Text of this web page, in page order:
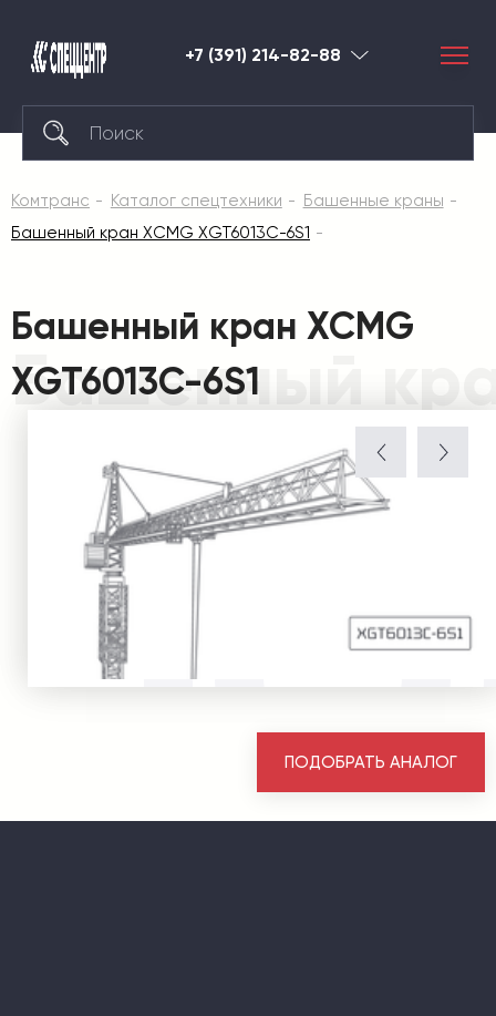
+7 (391) 214-82-88 Красноярск
Комтранс Каталог спецтехники
Башенные краны
Башенный кран XCMG XGT6013C-6S1
Башенный
Башенный кран XCMG
XGT6013C-6S1
ПОДОБРАТЬ АНАЛОГ